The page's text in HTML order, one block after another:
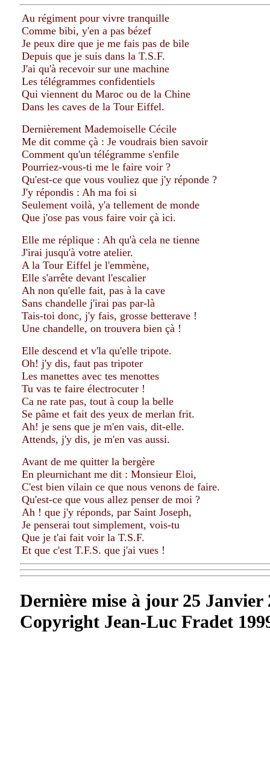
Au régiment pour vivre tranquille
Comme bibi, y'en a pas bézef
Je peux dire que je me fais pas de bile
Depuis que je suis dans la T.S.F.
J'ai qu'à recevoir sur une machine
Les télégrammes confidentiels
Qui viennent du Maroc ou de la Chine
Dans les caves de la Tour Eiffel.
Dernièrement Mademoiselle Cécile
Me dit comme çà : Je voudrais bien savoir
Comment qu'un télégramme s'enfile
Pourriez-vous-ti me le faire voir ?
Qu'est-ce que vous vouliez que j'y réponde ?
J'y répondis : Ah ma foi si
Seulement voilà, y'a tellement de monde
Que j'ose pas vous faire voir çà ici.
Elle me réplique : Ah qu'à cela ne tienne
J'irai jusqu'à votre atelier.
A la Tour Eiffel je l'emmène,
Elle s'arrête devant l'escalier
Ah non qu'elle fait, pas à la cave
Sans chandelle j'irai pas par-là
Tais-toi donc, j'y fais, grosse betterave !
Une chandelle, on trouvera bien çà !
Elle descend et v'la qu'elle tripote.
Oh! j'y dis, faut pas tripoter
Les manettes avec tes menottes
Tu vas te faire électrocuter !
Ca ne rate pas, tout à coup la belle
Se pâme et fait des yeux de merlan frit.
Ah! je sens que je m'en vais, dit-elle.
Attends, j'y dis, je m'en vas aussi.
Avant de me quitter la bergère
En pleurnichant me dit : Monsieur Eloi,
C'est bien vilain ce que nous venons de faire.
Qu'est-ce que vous allez penser de moi ?
Ah ! que j'y réponds, par Saint Joseph,
Je penserai tout simplement, vois-tu
Que je t'ai fait voir la T.S.F.
Et que c'est T.F.S. que j'ai vues !
Dernière mise à jour 25 Janvier
Copyright Jean-Luc Fradet